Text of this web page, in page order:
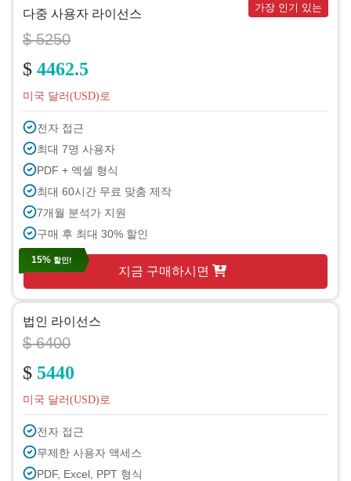
다중 사용자 라이선스 가장 인기 있는
$ 5250
$ 4462.5
미국 달러(USD)로
전자 접근
최대 7명 사용자
PDF + 엑셀 형식
최대 60시간 무료 맞춤 제작
7개월 분석가 지원
구매 후 최대 30% 할인
지금 구매하시면
15% 할인!
법인 라이선스
$ 6400
$ 5440
미국 달러(USD)로
전자 접근
무제한 사용자 액세스
PDF, Excel, PPT 형식